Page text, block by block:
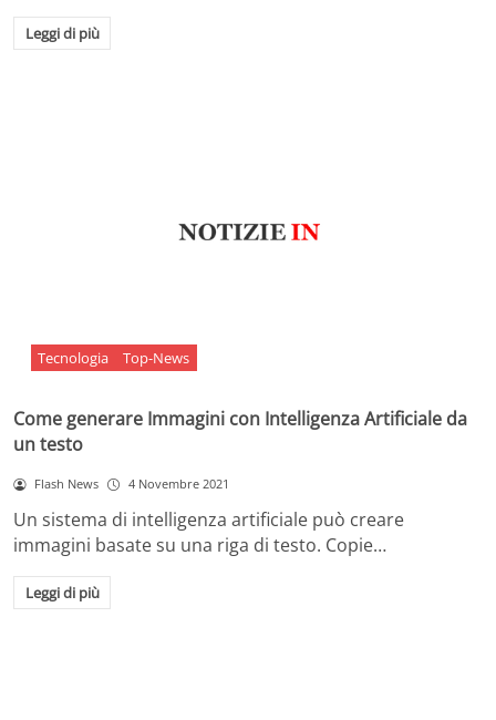
Leggi di più
Tecnologia Top-News
Come generare Immagini con Intelligenza Artificiale da
un testo
Flash News 4 Novembre 2021
Un sistema di intelligenza artificiale può creare
immagini basate su una riga di testo. Copie…
Leggi di più